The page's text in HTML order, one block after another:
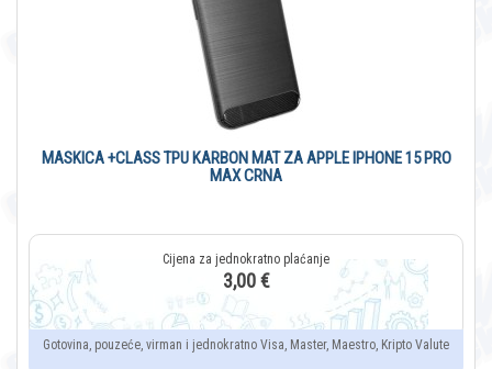
MASKICA +CLASS TPU KARBON MAT ZA APPLE IPHONE 15 PRO
MAX CRNA
3,00 €
Gotovina, pouzeće, virman i jednokratno Visa, Master, Maestro, Kripto Valute